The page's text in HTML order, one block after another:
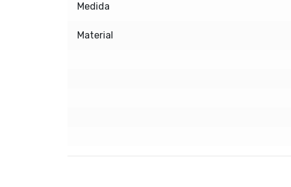
Medida
Material